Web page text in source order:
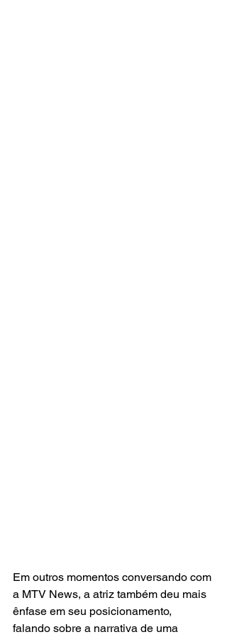
Em outros momentos conversando com
a MTV News, a atriz também deu mais
ênfase em seu posicionamento,
falando sobre a narrativa de uma